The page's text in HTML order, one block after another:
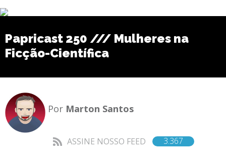
Papricast 250 /// Mulheres na
Ficção-Científica
Por Marton Santos
ASSINE NOSSO FEED 3.367